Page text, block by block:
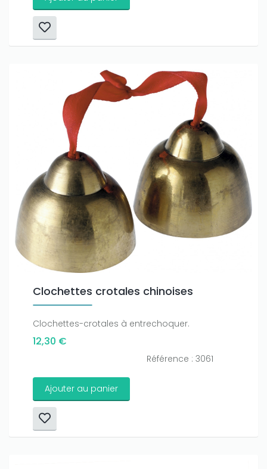
Clochettes crotales chinoises
Clochettes-crotales à entrechoquer.
12,30 €
Référence : 3061
Ajouter au panier